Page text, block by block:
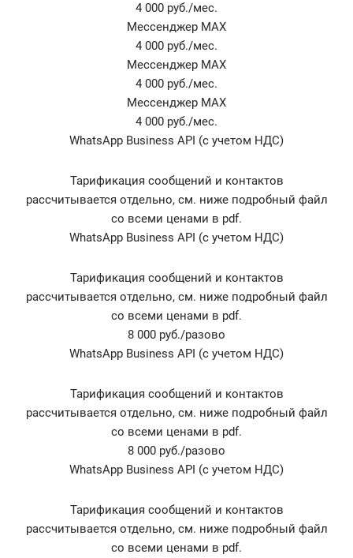
4 000 руб./мес.
Мессенджер MAX
4 000 руб./мес.
Мессенджер MAX
4 000 руб./мес.
Мессенджер MAX
4 000 руб./мес.
WhatsApp Business API (с учетом НДС)
Тарификация сообщений и контактов
рассчитывается отдельно, см. ниже подробный файл
со всеми ценами в pdf.
WhatsApp Business API (с учетом НДС)
Тарификация сообщений и контактов
рассчитывается отдельно, см. ниже подробный файл
со всеми ценами в pdf.
8 000 руб./разово
WhatsApp Business API (с учетом НДС)
Тарификация сообщений и контактов
рассчитывается отдельно, см. ниже подробный файл
со всеми ценами в pdf.
8 000 руб./разово
WhatsApp Business API (с учетом НДС)
Тарификация сообщений и контактов
рассчитывается отдельно, см. ниже подробный файл
со всеми ценами в pdf.